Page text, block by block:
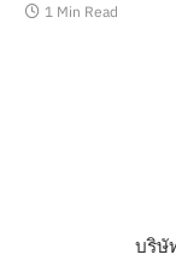
1 Min Read
บริษั